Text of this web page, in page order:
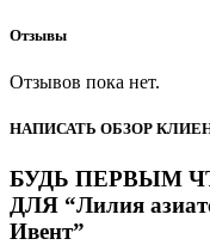
Отзывы
Отзывов пока нет.
НАПИСАТЬ ОБЗОР
БУДЬ ПЕРВЫМ
ДЛЯ “Лилия
Ивент”